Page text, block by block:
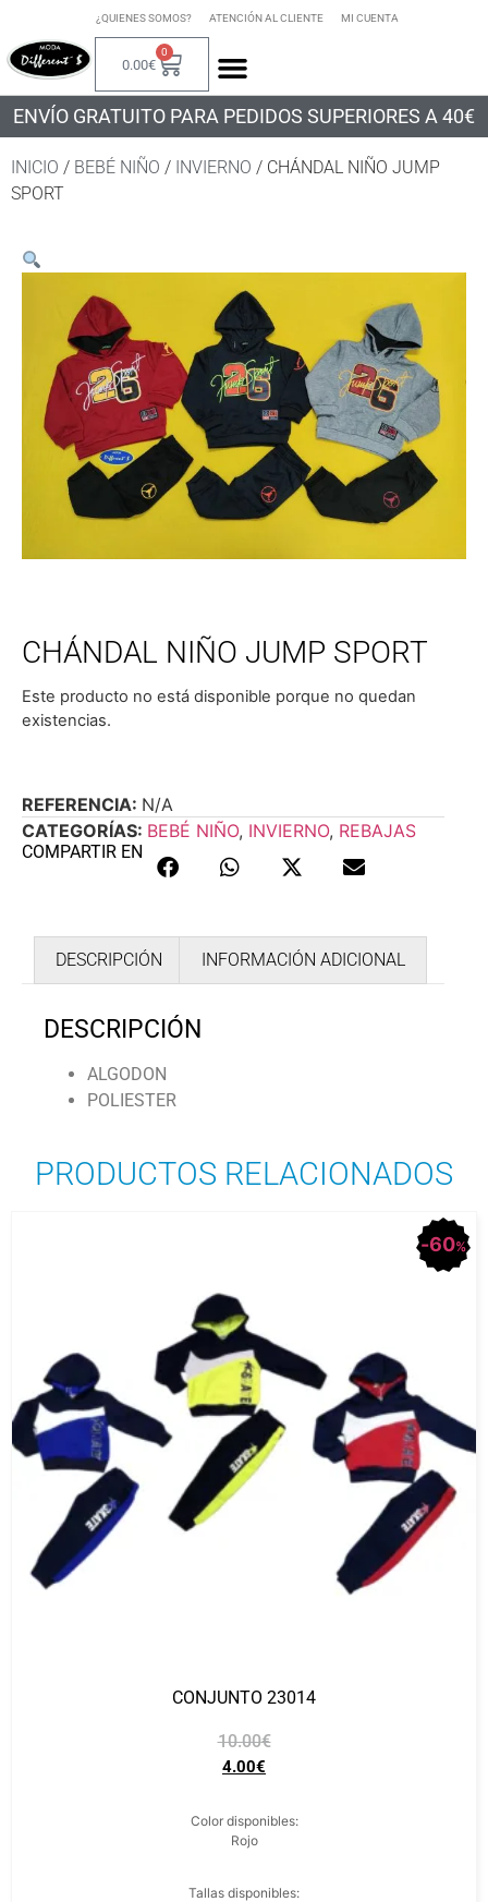
¿QUIENES SOMOS? ATENCIÓN AL CLIENTE MI CUENTA
0.00€
0
ENVÍO GRATUITO PARA PEDIDOS SUPERIORES A 40€
INICIO / BEBÉ NIÑO / INVIERNO / CHÁNDAL NIÑO JUMP
SPORT
CHÁNDAL NIÑO JUMP SPORT
Este producto no está disponible porque no quedan
existencias.
REFERENCIA: N/A
CATEGORÍAS: BEBÉ NIÑO, INVIERNO, REBAJAS
COMPARTIR EN
DESCRIPCIÓN INFORMACIÓN ADICIONAL
DESCRIPCIÓN
ALGODON
POLIESTER
PRODUCTOS RELACIONADOS
60%
CONJUNTO 23014
10.00€
4.00€
Color disponibles:
Rojo
Tallas disponibles: